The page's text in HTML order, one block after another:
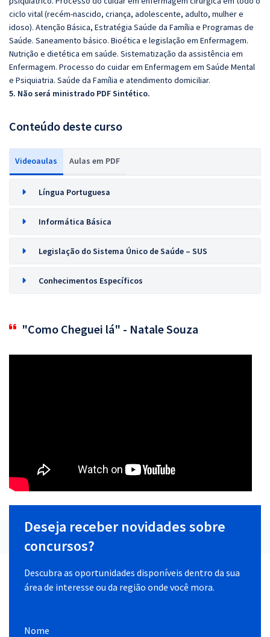
ciclo vital (recém-nascido, criança, adolescente, adulto, mulher e
idoso). Atenção Básica, Estratégia Saúde da Família e Programas de
Saúde. Saneamento básico. Bioética e legislação em Enfermagem.
Nutrição e dietética em saúde. Sistematização da assistência em
Enfermagem. Processo do cuidar em Enfermagem em Saúde Mental
e Psiquiatria. Saúde da Família e atendimento domiciliar.
5. Não será ministrado PDF Sintético.
Conteúdo deste curso
Videoaulas Aulas em PDF
Língua Portuguesa
Informática Básica
Legislação do Sistema Único de Saúde – SUS
Conhecimentos Específicos
"Como Cheguei lá" - Natale Souza
Deseja receber novidades sobre
concursos?
Descubra as oportunidades disponíveis dentro da sua
área de interesse ou da região onde você mora.
Nome